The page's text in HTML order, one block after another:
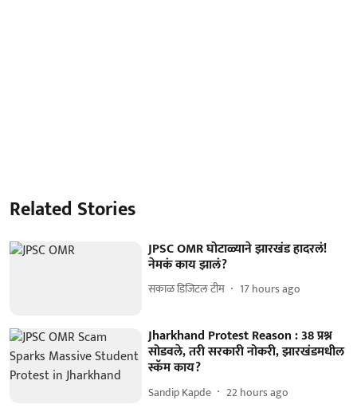
Related Stories
JPSC OMR घोटाळ्याने झारखंड हादरलं!
नेमकं काय झालं?
सकाळ डिजिटल टीम 17 hours ago
Jharkhand Protest Reason : 38 प्रश्न
सोडवले, तरी सरकारी नोकरी, झारखंडमधील
स्कॅम काय?
Sandip Kapde 22 hours ago